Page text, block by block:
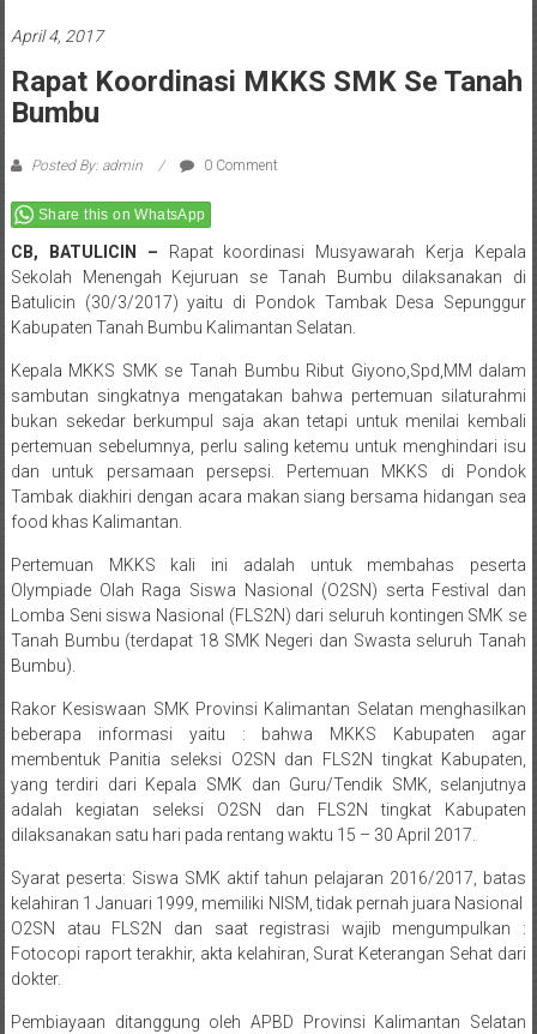
April 4, 2017
Rapat Koordinasi MKKS SMK Se Tanah
Bumbu
Posted By: admin 0 Comment
Share this on WhatsApp
CB, BATULICIN – Rapat koordinasi Musyawarah Kerja Kepala
Sekolah Menengah Kejuruan se Tanah Bumbu dilaksanakan di
Batulicin (30/3/2017) yaitu di Pondok Tambak Desa Sepunggur
Kabupaten Tanah Bumbu Kalimantan Selatan.
Kepala MKKS SMK se Tanah Bumbu Ribut Giyono,Spd,MM dalam
sambutan singkatnya mengatakan bahwa pertemuan silaturahmi
bukan sekedar berkumpul saja akan tetapi untuk menilai kembali
pertemuan sebelumnya, perlu saling ketemu untuk menghindari isu
dan untuk persamaan persepsi. Pertemuan MKKS di Pondok
Tambak diakhiri dengan acara makan siang bersama hidangan sea
food khas Kalimantan.
Pertemuan MKKS kali ini adalah untuk membahas peserta
Olympiade Olah Raga Siswa Nasional (O2SN) serta Festival dan
Lomba Seni siswa Nasional (FLS2N) dari seluruh kontingen SMK se
Tanah Bumbu (terdapat 18 SMK Negeri dan Swasta seluruh Tanah
Bumbu).
Rakor Kesiswaan SMK Provinsi Kalimantan Selatan menghasilkan
beberapa informasi yaitu : bahwa MKKS Kabupaten agar
membentuk Panitia seleksi O2SN dan FLS2N tingkat Kabupaten,
yang terdiri dari Kepala SMK dan Guru/Tendik SMK, selanjutnya
adalah kegiatan seleksi O2SN dan FLS2N tingkat Kabupaten
dilaksanakan satu hari pada rentang waktu 15 – 30 April 2017.
Syarat peserta: Siswa SMK aktif tahun pelajaran 2016/2017, batas
kelahiran 1 Januari 1999, memiliki NISM, tidak pernah juara Nasional
O2SN atau FLS2N dan saat registrasi wajib mengumpulkan :
Fotocopi raport terakhir, akta kelahiran, Surat Keterangan Sehat dari
dokter.
Pembiayaan ditanggung oleh APBD Provinsi Kalimantan Selatan